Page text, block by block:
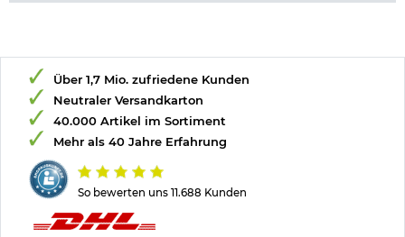
So bewerten uns 11.688 Kunden
Über 1,7 Mio. zufriedene Kunden
Neutraler Versandkarton
40.000 Artikel im Sortiment
Mehr als 40 Jahre Erfahrung